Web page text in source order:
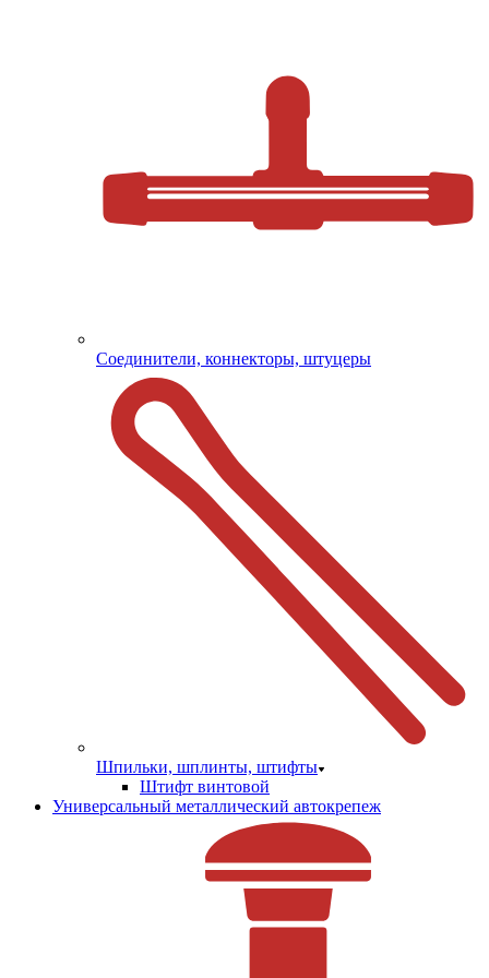
Соединители, коннекторы, штуцеры
Шпильки, шплинты, штифты
Штифт винтовой
Универсальный металлический автокрепеж